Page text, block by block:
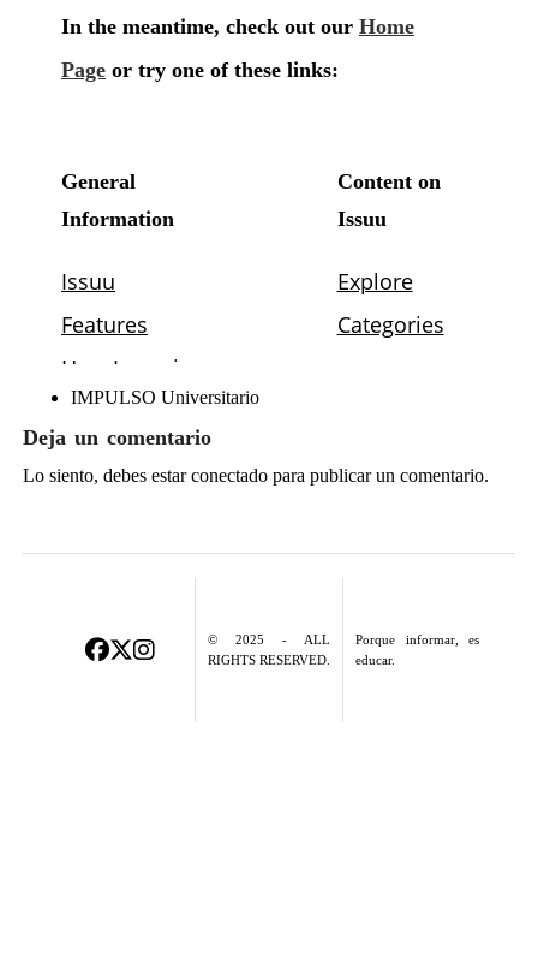
IMPULSO Universitario
Deja un comentario
Lo siento, debes estarconectadopara publicar un comentario.
© 2025 - ALL
RIGHTS RESERVED.
Porque informar, es
educar.